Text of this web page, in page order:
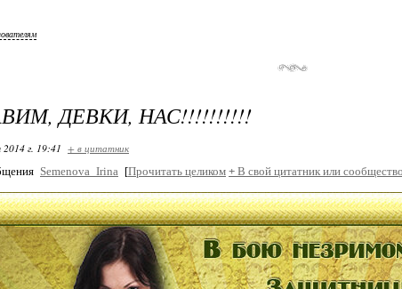
ДЕВКИ, НАС!!!!!!!!!!
г. 19:41 + в цитатник
Semenova_Irina [Прочитать целиком + В свой цитатник или